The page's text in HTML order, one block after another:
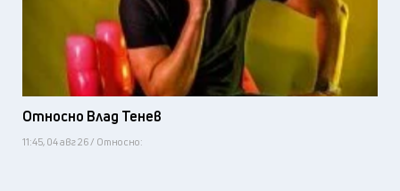
Относно Влад Тенев
11:45, 04 авг 26 / Относно: